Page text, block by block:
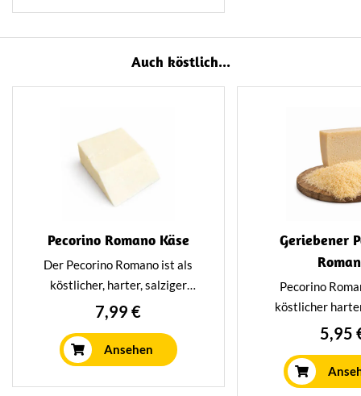
Mischung aus Zutaten und
Auch köstlich...
Pecorino Romano Käse
Der Pecorino Romano ist als
köstlicher, harter, salziger
italienischer Käse aus
intensive salzige Geschmack
kommt daher, dass der Käse bei
der Zubereitung in Meerwasser
7,99 €
Ansehen
Geriebener
Pecorino
köstlicher
italienischer
Sorte wurde
dich gerieben.
5,95